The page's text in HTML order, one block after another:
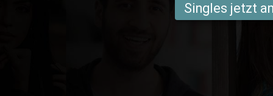
Singles jetzt